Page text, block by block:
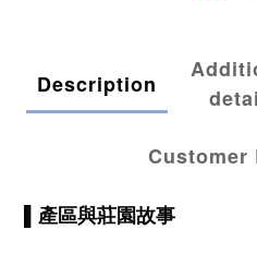
Description
Customer
▌產區與莊園故事